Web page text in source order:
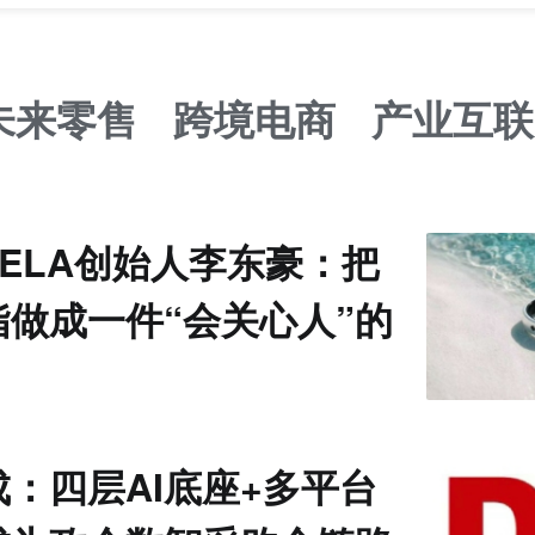
来零售 跨境电商 产业互
创始人李东豪：把
成一件“会关心人”的
四层AI底座+多平台